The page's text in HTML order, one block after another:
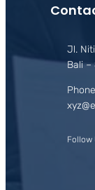
Jl.
Bali –
Follow